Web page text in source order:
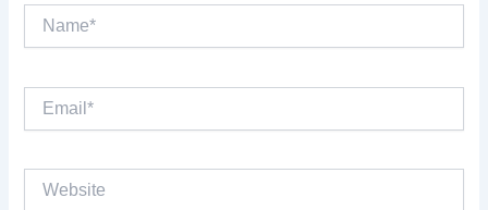
Name*
Website